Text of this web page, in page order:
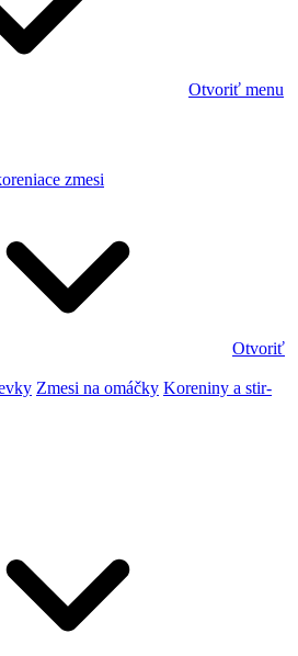
Otvoriť menu
zmesi
Otvoriť
Zmesi na omáčky Koreniny a stir-